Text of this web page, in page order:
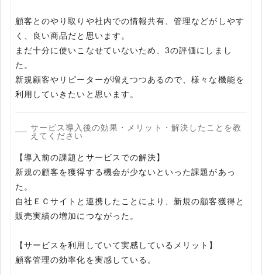
顧客とのやり取りや社内での情報共有、管理などがしやす
く、良い商品だと思います。
まだ十分に使いこなせていないため、3の評価にしまし
た。
新規顧客やリピーターが増えつつあるので、様々な機能を
利用していきたいと思います。
サービス導入後の効果・メリット・解決したことを教
えてください
【導入前の課題とサービスでの解決】
新規の顧客を獲得する機会が少ないといった課題があっ
た。
自社ＥＣサイトと連携したことにより、新規の顧客獲得と
販売実績の増加につながった。
【サービスを利用していて実感しているメリット】